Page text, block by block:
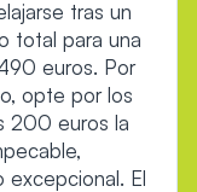
tras un
total para una
euros. Por
opte por los
200 euros la
excepcional. El